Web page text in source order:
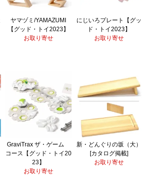
ヤマヅミ/YAMAZUMI
【グッド・トイ2023】
お取り寄せ
にじいろプレート【グッ
ド・トイ2023】
お取り寄せ
GraviTrax ザ・ゲーム
コース【グッド・トイ20
23】
お取り寄せ
新・どんぐりの坂（大）
[カタログ掲載]
お取り寄せ